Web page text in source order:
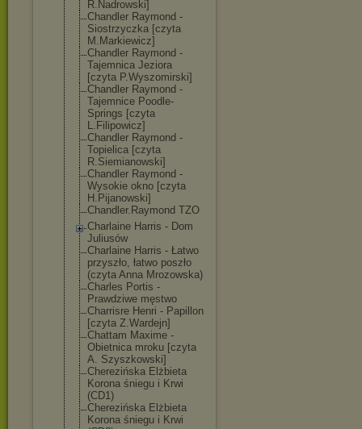
R.Nadrowski]
Chandler Raymond -
Siostrzyczka [czyta
M.Markiewicz]
Chandler Raymond -
Tajemnica Jeziora
[czyta P.Wyszomirski]
Chandler Raymond -
Tajemnice Poodle-
Springs [czyta
L.Filipowicz]
Chandler Raymond -
Topielica [czyta
R.Siemianowski]
Chandler Raymond -
Wysokie okno [czyta
H.Pijanowski]
Chandler.Raymond TZO
Charlaine Harris - Dom
Juliusów
Charlaine Harris - Łatwo
przyszło, łatwo poszło
(czyta Anna Mrozowska)
Charles Portis -
Prawdziwe męstwo
Charrisre Henri - Papillon
[czyta Z.Wardejn]
Chattam Maxime -
Obietnica mroku [czyta
A. Szyszkowski]
Cherezińska Elżbieta
Korona śniegu i Krwi
(CD1)
Cherezińska Elżbieta
Korona śniegu i Krwi